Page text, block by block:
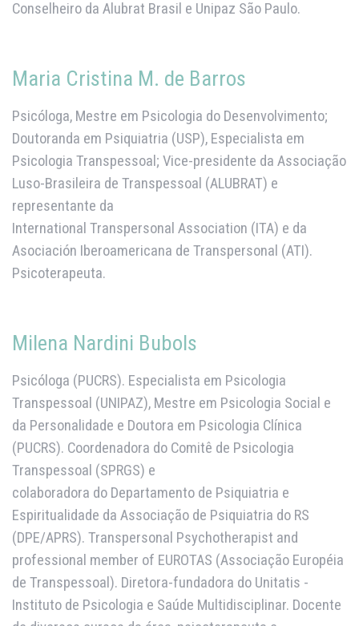
Conselheiro da Alubrat Brasil e Unipaz São Paulo.
Maria Cristina M. de Barros
Psicóloga, Mestre em Psicologia do Desenvolvimento;
Doutoranda em Psiquiatria (USP), Especialista em
Psicologia Transpessoal; Vice-presidente da Associação
Luso-Brasileira de Transpessoal (ALUBRAT) e
representante da
International Transpersonal Association (ITA) e da
Asociación Iberoamericana de Transpersonal (ATI).
Psicoterapeuta.
Milena Nardini Bubols
Psicóloga (PUCRS). Especialista em Psicologia
Transpessoal (UNIPAZ), Mestre em Psicologia Social e
da Personalidade e Doutora em Psicologia Clínica
(PUCRS). Coordenadora do Comitê de Psicologia
Transpessoal (SPRGS) e
colaboradora do Departamento de Psiquiatria e
Espiritualidade da Associação de Psiquiatria do RS
(DPE/APRS). Transpersonal Psychotherapist and
professional member of EUROTAS (Associação Européia
de Transpessoal). Diretora-fundadora do Unitatis -
Instituto de Psicologia e Saúde Multidisciplinar. Docente